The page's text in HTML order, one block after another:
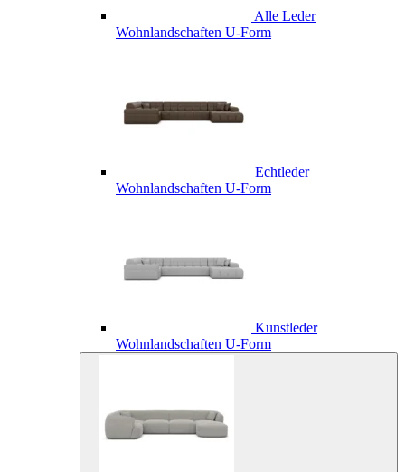
Alle Leder
Wohnlandschaften U-Form
Echtleder
Wohnlandschaften U-Form
Kunstleder
Wohnlandschaften U-Form